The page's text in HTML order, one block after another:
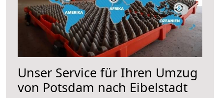
Unser Service für Ihren Umzug
von Potsdam nach Eibelstadt